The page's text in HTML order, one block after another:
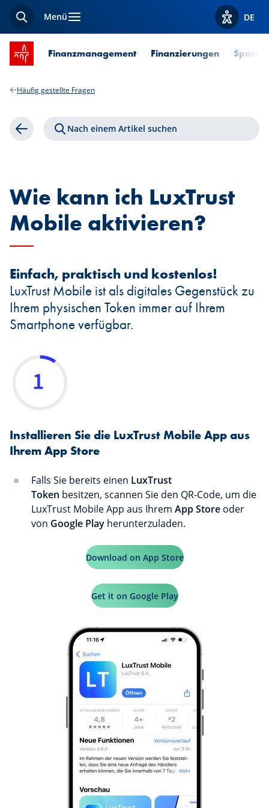
SucheMenü Optionen
DE
Startseite SPUERKEESS
Finanzmanagement Finanzierungen Sparen
Häufig gestellte Fragen
Zurück Nach einem Artikel suchen
Wie kann ich LuxTrust
Mobile aktivieren?
Einfach, praktisch und kostenlos!
LuxTrust Mobile ist als digitales Gegenstück zu
Ihrem physischen Token immer auf Ihrem
Smartphone verfügbar.
Installieren Sie die LuxTrust Mobile App aus
Ihrem App Store
Falls Sie bereits einen LuxTrust
Token besitzen, scannen Sie den QR-Code, um die
LuxTrust Mobile App aus Ihrem App Store oder
von Google Play herunterzuladen.
Download on App Store
Get it on Google Play